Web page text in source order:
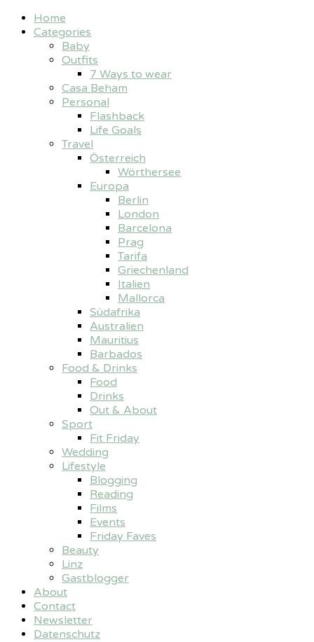
Home
Categories
Baby
Outfits
7 Ways to wear
Casa Beham
Personal
Flashback
Life Goals
Travel
Österreich
Wörthersee
Europa
Berlin
London
Barcelona
Prag
Tarifa
Griechenland
Italien
Mallorca
Südafrika
Australien
Mauritius
Barbados
Food & Drinks
Food
Drinks
Out & About
Sport
Fit Friday
Wedding
Lifestyle
Blogging
Reading
Films
Events
Friday Faves
Beauty
Linz
Gastblogger
About
Contact
Newsletter
Datenschutz